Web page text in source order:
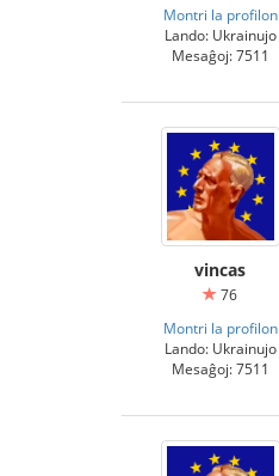
Montri la profilon
Lando: Ukrainujo
Mesaĝoj: 7511
vincas
76
Montri la profilon
Lando: Ukrainujo
Mesaĝoj: 7511